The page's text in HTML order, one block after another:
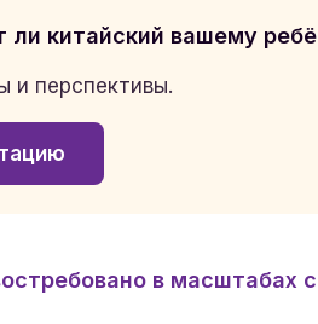
ли китайский вашему
и перспективы.
в масштабах